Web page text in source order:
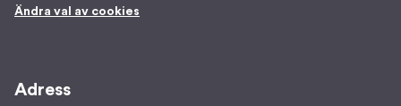
Ändra val av cookies
Adress